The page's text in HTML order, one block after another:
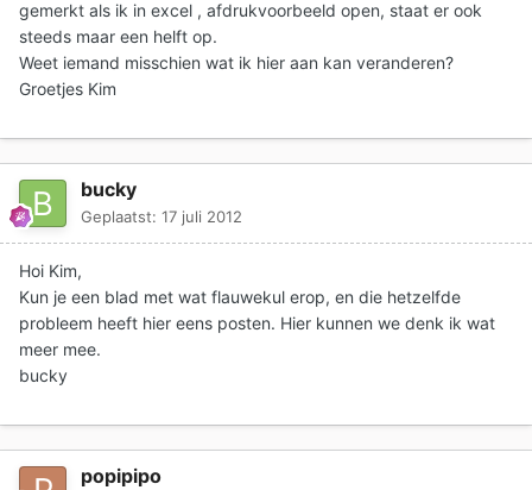
gemerkt als ik in excel , afdrukvoorbeeld open, staat er ook
steeds maar een helft op.
Weet iemand misschien wat ik hier aan kan veranderen?
Groetjes Kim
bucky
Geplaatst: 17 juli 2012
Hoi Kim,
Kun je een blad met wat flauwekul erop, en die hetzelfde
probleem heeft hier eens posten. Hier kunnen we denk ik wat
meer mee.
bucky
popipipo